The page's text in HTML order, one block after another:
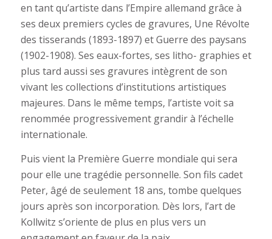
en tant qu’artiste dans l’Empire allemand grâce à
ses deux premiers cycles de gravures, Une Révolte
des tisserands (1893-1897) et Guerre des paysans
(1902-1908). Ses eaux-fortes, ses litho- graphies et
plus tard aussi ses gravures intègrent de son
vivant les collections d’institutions artistiques
majeures. Dans le même temps, l’artiste voit sa
renommée progressivement grandir à l’échelle
internationale.
Puis vient la Première Guerre mondiale qui sera
pour elle une tragédie personnelle. Son fils cadet
Peter, âgé de seulement 18 ans, tombe quelques
jours après son incorporation. Dès lors, l’art de
Kollwitz s’oriente de plus en plus vers un